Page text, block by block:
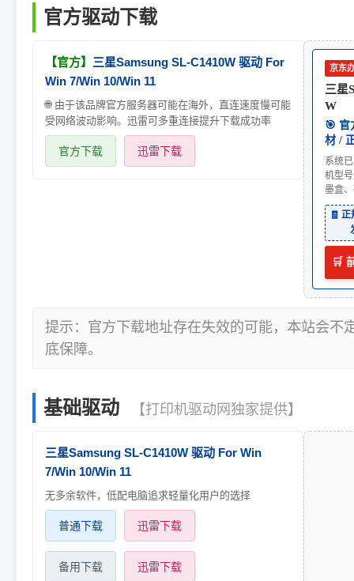
官方驱动下载
【官方】 三星Samsung SL-C1410W 驱动 For
Win 7/Win 10/Win 11
🌐 由于该品牌官方服务器可能在海外，直连速度慢可能
受网络波动影响。迅雷可多重连接提升下载成功率
官方下载 迅雷下载
京东
三星
W
🎯 官
材 /
系统
机型
墨盒
🧾
🛒
提示：官方下载地址存在失效的可能，本站会不
底保障。
基础驱动 【打印机驱动网独家提供】
三星Samsung SL-C1410W 驱动 For Win
7/Win 10/Win 11
无多余软件，低配电脑追求轻量化用户的选择
普通下载 迅雷下载
备用下载 迅雷下载